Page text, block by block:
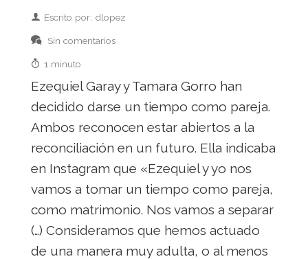
Escrito por: dlopez
Sin comentarios
1 minuto
Ezequiel Garay y Tamara Gorro han
decidido darse un tiempo como pareja.
Ambos reconocen estar abiertos a la
reconciliación en un futuro. Ella indicaba
en Instagram que «Ezequiel y yo nos
vamos a tomar un tiempo como pareja,
como matrimonio. Nos vamos a separar
(…) Consideramos que hemos actuado
de una manera muy adulta, o al menos